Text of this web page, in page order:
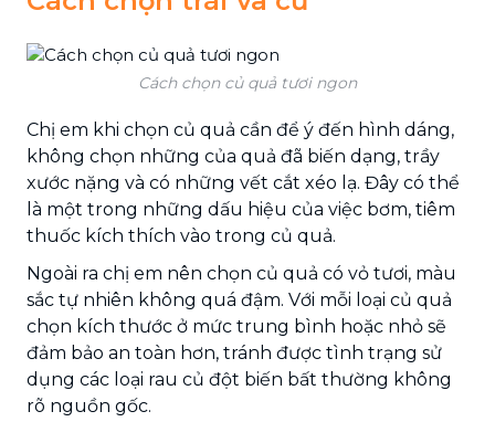
Cách chọn củ quả tươi ngon
Chị em khi chọn củ quả cần để ý đến hình dáng,
không chọn những của quả đã biến dạng, trầy
xước nặng và có những vết cắt xéo lạ. Đây có thể
là một trong những dấu hiệu của việc bơm, tiêm
thuốc kích thích vào trong củ quả.
Ngoài ra chị em nên chọn củ quả có vỏ tươi, màu
sắc tự nhiên không quá đậm. Với mỗi loại củ quả
chọn kích thước ở mức trung bình hoặc nhỏ sẽ
đảm bảo an toàn hơn, tránh được tình trạng sử
dụng các loại rau củ đột biến bất thường không
rõ nguồn gốc.